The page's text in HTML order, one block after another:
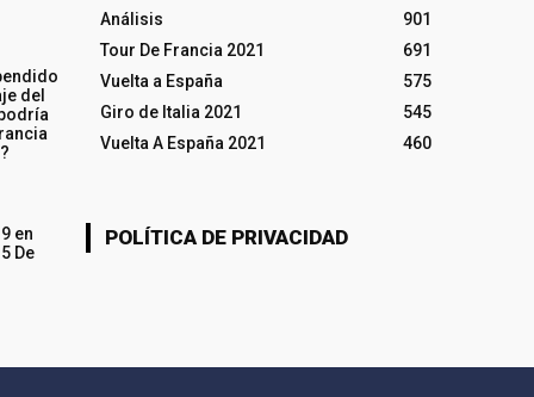
del
en
De
Análisis
901
Tour De Francia 2021
691
Vuelta a España
575
Giro de Italia 2021
545
Vuelta A España 2021
460
POLÍTICA DE PRIVACIDAD